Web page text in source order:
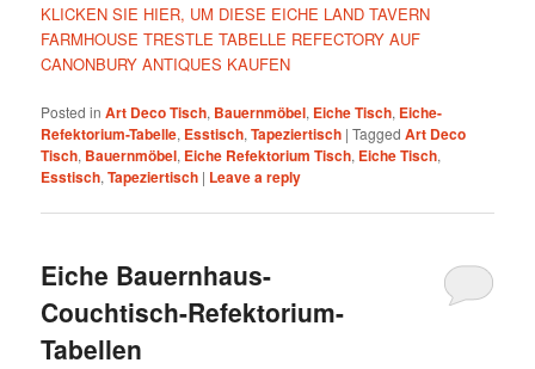
KLICKEN SIE HIER, UM DIESE EICHE LAND TAVERN
FARMHOUSE TRESTLE TABELLE REFECTORY AUF
CANONBURY ANTIQUES KAUFEN
Posted in Art Deco Tisch, Bauernmöbel, Eiche Tisch, Eiche-
Refektorium-Tabelle, Esstisch,Tapeziertisch |Tagged Art Deco
Tisch, Bauernmöbel, Eiche Refektorium Tisch, Eiche Tisch,
Esstisch,Tapeziertisch | Leave a reply
Eiche Bauernhaus-
Couchtisch-Refektorium-
Tabellen